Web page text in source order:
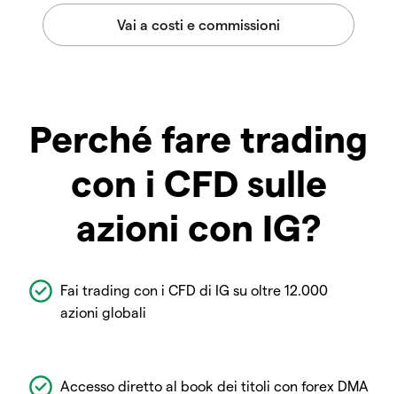
Perché fare trading
con i CFD sulle
azioni con IG?
Fai trading con i CFD di IG su oltre 12.000
azioni globali
Accesso diretto al book dei titoli con forex DMA